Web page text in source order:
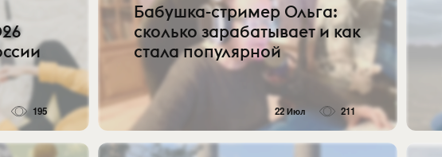
195
Бабушка-стример Ольга:
сколько зарабатывает и как
стала популярной
22 Июл 211